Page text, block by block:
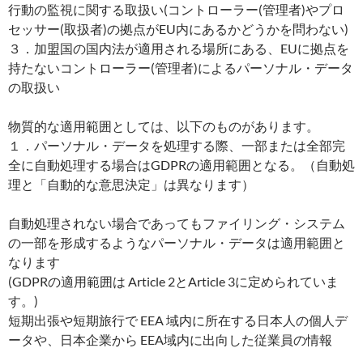
行動の監視に関する取扱い(コントローラー(管理者)やプロ
セッサー(取扱者)の拠点がEU内にあるかどうかを問わない)
３．加盟国の国内法が適用される場所にある、EUに拠点を
持たないコントローラー(管理者)によるパーソナル・データ
の取扱い
物質的な適用範囲としては、以下のものがあります。
１．パーソナル・データを処理する際、一部または全部完
全に自動処理する場合はGDPRの適用範囲となる。（自動処
理と「自動的な意思決定」は異なります）
自動処理されない場合であってもファイリング・システム
の一部を形成するようなパーソナル・データは適用範囲と
なります
(GDPRの適用範囲は Article 2とArticle 3に定められていま
す。)
短期出張や短期旅行で EEA 域内に所在する日本人の個人デ
ータや、日本企業から EEA域内に出向した従業員の情報